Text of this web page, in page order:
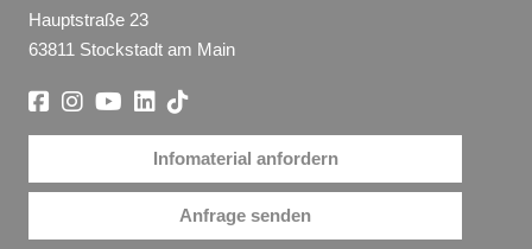
Hauptstraße 23
63811 Stockstadt am Main
Infomaterial anfordern
Anfrage senden